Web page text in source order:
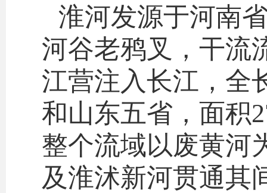
淮河发源于河南
河谷老鸦叉，干流
江营注入长江，全
和山东五省，面积
整个流域以废黄河
及淮沭新河贯通其